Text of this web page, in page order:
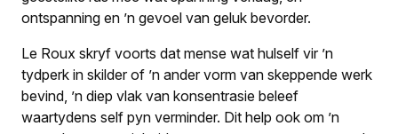
ontspanning en ’n gevoel van geluk bevorder.
Le Roux skryf voorts dat mense wat hulself vir ’n
tydperk in skilder of ’n ander vorm van skeppende werk
bevind, ’n diep vlak van konsentrasie beleef
waartydens self pyn verminder. Dit help ook om ’n